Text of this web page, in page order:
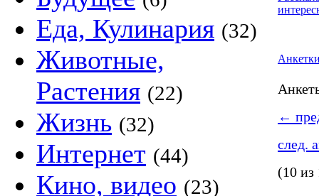
Еда, Кулинария (32)
Животные,
Растения (22)
Жизнь (32)
Интернет (44)
Кино, видео (23)
←
след.
(10 из